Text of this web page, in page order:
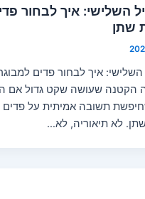
השלישי: איך לבחור
שתן
השלישי: איך לבחור פדים
הקטנה שעושה שקט גדול אם
תשובה אמיתית על פדים
לא תיאוריה, לא…